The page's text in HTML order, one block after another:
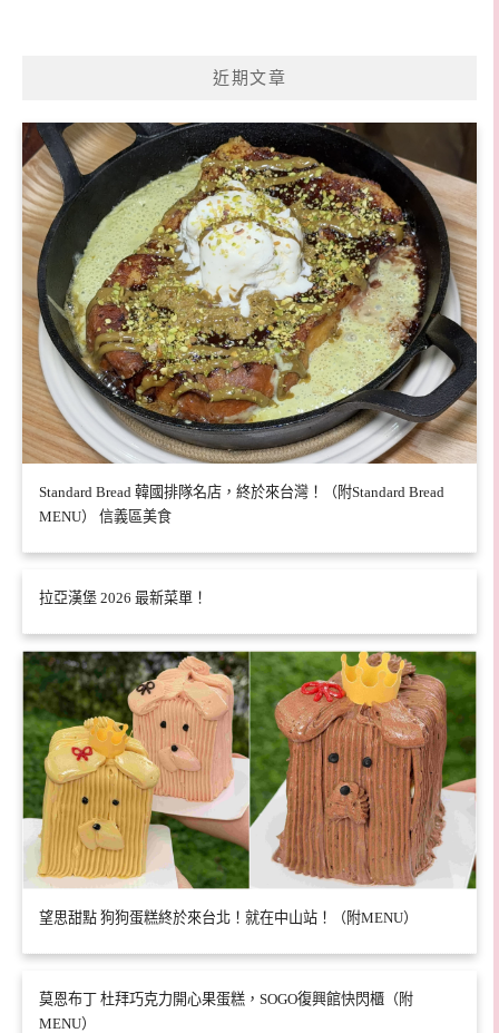
近期文章
Standard Bread 韓國排隊名店，終於來台灣！（附Standard Bread
MENU） 信義區美食
拉亞漢堡 2026 最新菜單！
望思甜點 狗狗蛋糕終於來台北！就在中山站！（附MENU）
莫恩布丁 杜拜巧克力開心果蛋糕，SOGO復興館快閃櫃（附
MENU）